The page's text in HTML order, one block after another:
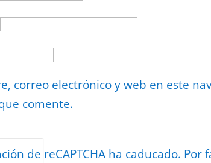
correo electrónico y web en este
comente.
de reCAPTCHA ha caducado. Por